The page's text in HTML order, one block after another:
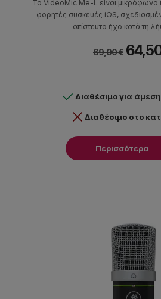
Το VideoMic Me-L είναι μικρόφωνο
φορητές συσκευές iOS,
απίστευτο ήχο κατά τη
69,00 €
Διαθέσιμο για
Διαθέσιμο στο
Περισσότερα